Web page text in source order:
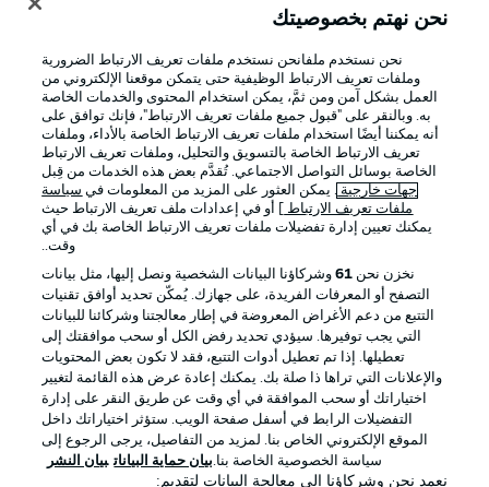
الإعلانات الإخطارات القانونية
شروط الاستخدام القنوات الناقلة
الوظائف جهة النشر
تواصل معنا اللاعبون
نحن نهتم بخصوصيتك
نحن نستخدم ملفانحن نستخدم ملفات تعريف الارتباط الضرورية
وملفات تعريف الارتباط الوظيفية حتى يتمكن موقعنا الإلكتروني من
العمل بشكل آمن ومن ثمَّ، يمكن استخدام المحتوى والخدمات الخاصة
به. وبالنقر على "قبول جميع ملفات تعريف الارتباط"، فإنك توافق على
أنه يمكننا أيضًا استخدام ملفات تعريف الارتباط الخاصة بالأداء، وملفات
تعريف الارتباط الخاصة بالتسويق والتحليل، وملفات تعريف الارتباط
الخاصة بوسائل التواصل الاجتماعي. تُقدَّم بعض هذه الخدمات من قِبل
جهات خارجية . يمكن العثور على المزيد من المعلومات في سياسة
ملفات تعريف الارتباط
] أو في إعدادات ملف تعريف الارتباط حيث
يمكنك تعيين إدارة تفضيلات ملفات تعريف الارتباط الخاصة بك في أي
وقت..
نخزن نحن 61وشركاؤنا البيانات الشخصية ونصل إليها، مثل بيانات
التصفح أو المعرفات الفريدة، على جهازك. يُمكّن تحديد أوافق تقنيات
التتبع من دعم الأغراض المعروضة في إطار معالجتنا وشركائنا للبيانات
التي يجب توفيرها. سيؤدي تحديد رفض الكل أو سحب موافقتك إلى
تعطيلها. إذا تم تعطيل أدوات التتبع، فقد لا تكون بعض المحتويات
والإعلانات التي تراها ذا صلة بك. يمكنك إعادة عرض هذه القائمة لتغيير
اختياراتك أو سحب الموافقة في أي وقت عن طريق النقر على إدارة
التفضيلات الرابط في أسفل صفحة الويب. ستؤثر اختياراتك داخل
الموقع الإلكتروني الخاص بنا. لمزيد من التفاصيل، يرجى الرجوع إلى
سياسة الخصوصية الخاصة بنا.بيان حماية البيانات بيان النشر
نعمد نحن وشركاؤنا إلى معالجة البيانات لتقديم: